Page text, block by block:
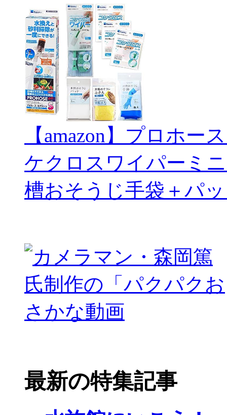
【amazon】プロホー
ケクロスワイパーミ
槽おそうじ手袋＋パ
最新の特集記事